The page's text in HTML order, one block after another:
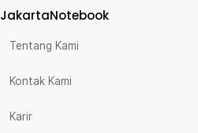
JakartaNotebook
Tentang Kami
Kontak Kami
Karir